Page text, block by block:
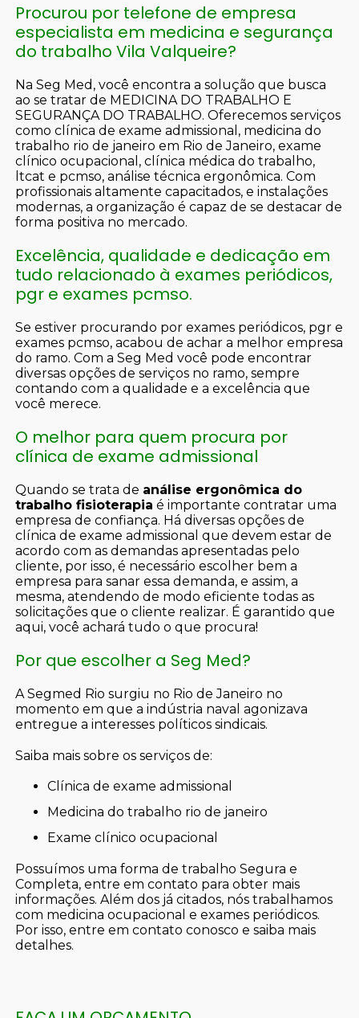
Procurou por telefone de empresa
especialista em medicina e segurança
do trabalho Vila Valqueire?
Na Seg Med, você encontra a solução que busca
ao se tratar de MEDICINA DO TRABALHO E
SEGURANÇA DO TRABALHO. Oferecemos serviços
como clínica de exame admissional, medicina do
trabalho rio de janeiro em Rio de Janeiro, exame
clínico ocupacional, clínica médica do trabalho,
ltcat e pcmso, análise técnica ergonômica. Com
profissionais altamente capacitados, e instalações
modernas, a organização é capaz de se destacar de
forma positiva no mercado.
Excelência, qualidade e dedicação em
tudo relacionado à exames periódicos,
pgr e exames pcmso.
Se estiver procurando por exames periódicos, pgr e
exames pcmso, acabou de achar a melhor empresa
do ramo. Com a Seg Med você pode encontrar
diversas opções de serviços no ramo, sempre
contando com a qualidade e a excelência que
você merece.
O melhor para quem procura por
clínica de exame admissional
Quando se trata de análise ergonômica do
trabalho fisioterapia é importante contratar uma
empresa de confiança. Há diversas opções de
clínica de exame admissional que devem estar de
acordo com as demandas apresentadas pelo
cliente, por isso, é necessário escolher bem a
empresa para sanar essa demanda, e assim, a
mesma, atendendo de modo eficiente todas as
solicitações que o cliente realizar. É garantido que
aqui, você achará tudo o que procura!
Por que escolher a Seg Med?
A Segmed Rio surgiu no Rio de Janeiro no
momento em que a indústria naval agonizava
entregue a interesses políticos sindicais.
Saiba mais sobre os serviços de:
clínica de exame admissional
medicina do trabalho rio de janeiro
exame clínico ocupacional
Possuímos uma forma de trabalho Segura e
Completa, entre em contato para obter mais
informações. Além dos já citados, nós trabalhamos
com medicina ocupacional e exames periódicos.
Por isso, entre em contato conosco e saiba mais
detalhes.